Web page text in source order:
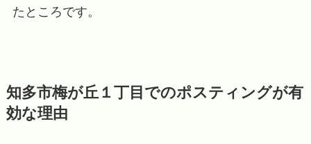
たところです。
知多市梅が丘１丁目でのポスティングが有
効な理由